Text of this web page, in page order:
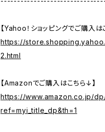
【Yahoo！ショッピングでご購入は
https://
2.html
【Amazonでご購入はこちら↓】
https://www.amazon.co.jp/
ref=myi_title_dp&th=1